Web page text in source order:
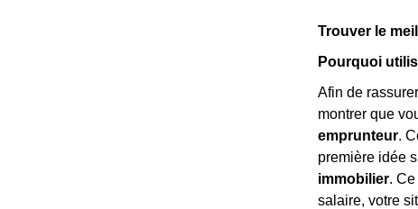
Trouver le
Pourquoi
Afin de
montrer que
emprunteur.
première idée
immobilier.
salaire, votre